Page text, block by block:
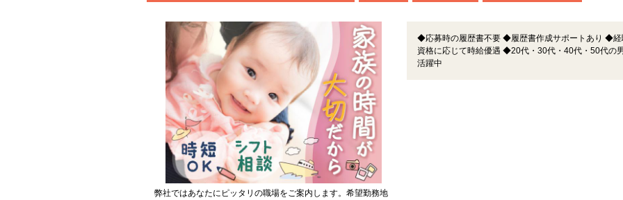
弊社ではあなたにピッタリの職場をご案内します。希望勤務地
◆応募時の履歴書不要 ◆履歴書作成サポートあり ◆経
資格に応じて時給優遇 ◆20代・30代・40代・50代の
活躍中